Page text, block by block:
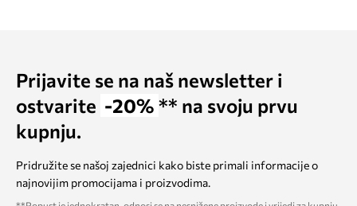
Prijavite se na naš newsletter i
ostvarite -20% ** na svoju prvu
kupnju.
Pridružite se našoj zajednici kako biste primali informacije o
najnovijim promocijama i proizvodima.